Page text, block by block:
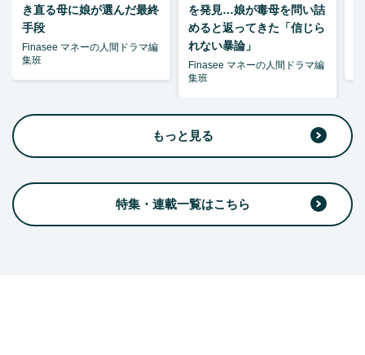
き直る母に娘が選んだ最終
手段
Finasee マネーの人間ドラマ編
集班
を発見…娘が毒母を問い詰
めると返ってきた「信じら
れない暴論」
Finasee マネーの人間ドラマ編
集班
もっと見る
特集・連載一覧はこちら